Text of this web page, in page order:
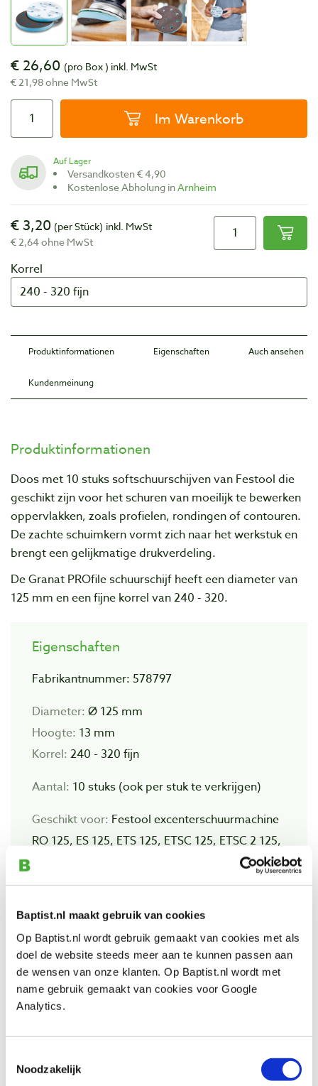
Baptist.nl maakt gebruik van cookies
Op Baptist.nl wordt gebruik gemaakt van cookies met als
doel de website steeds meer aan te kunnen passen aan
de wensen van onze klanten. Op Baptist.nl wordt met
name gebruik gemaakt van cookies voor Google
Analytics.
Noodzakelijk
€ 26,60 (pro Box ) inkl. MwSt
€ 21,98 ohne MwSt
Im Warenkorb
Auf Lager
Versandkosten € 4,90
Kostenlose Abholung inArnheim
€ 3,20 (per Stück) inkl. MwSt
€ 2,64 ohne MwSt
Korrel
Produktinformationen Eigenschaften Auch ansehen
Kundenmeinung
Produktinformationen
Doos met 10 stuks softschuurschijven van Festool die
geschikt zijn voor het schuren van moeilijk te bewerken
oppervlakken, zoals profielen, rondingen of contouren.
De zachte schuimkern vormt zich naar het werkstuk en
brengt een gelijkmatige drukverdeling.
De Granat PROfile schuurschijf heeft een diameter van
125 mm en een fijne korrel van 240 - 320.
Eigenschaften
Fabrikantnummer: 578797
Diameter: Ø 125 mm
Hoogte: 13 mm
Korrel: 240 - 320 fijn
Aantal: 10 stuks (ook per stuk te verkrijgen)
Geschikt voor: Festool excenterschuurmachine
RO 125, ES 125, ETS 125, ETSC 125, ETSC 2 125,
ES-ETS 125, ES-ETSC 125, ETS EC 125, LEX 125
Auch ansehen
Festool softschuurschijf granat PROfile Ø